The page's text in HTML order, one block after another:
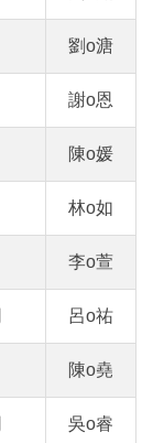
劉o溏
謝o恩
陳o媛
林o如
李o萱
呂o祐
陳o堯
吳o睿